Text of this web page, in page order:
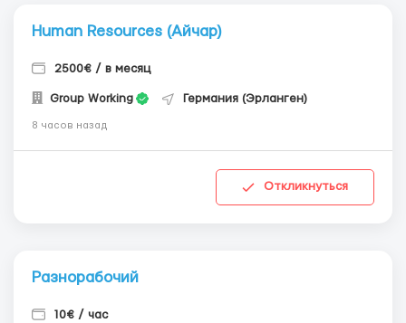
Human Resources (Айчар)
2500€ / в месяц
Group Working Германия (Эрланген)
8 часов назад
Откликнуться
Разнорабочий
10€ / час